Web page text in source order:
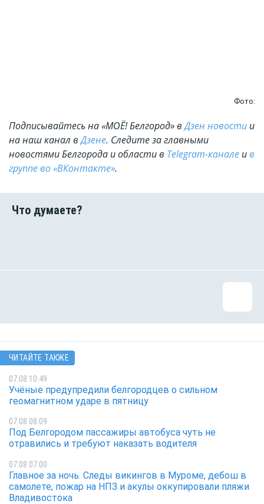
Фото:
Подписывайтесь на «МОЁ! Белгород» вДзен новости и
на наш канал вДзене. Cледите за главными
новостями Белгорода и области в Telegram-канале ив
группе во «ВКонтакте».
ЧИТАЙТЕ ТАКЖЕ
07.08 10:49
Учёные предупредили белгородцев о сильном
геомагнитном ударе в пятницу
07.08 08:09
Под Белгородом пассажиры автобуса чуть не
отравились и требуют наказать водителя
07.08 07:00
Главное за ночь. Следы викингов в Муроме, дебош в
самолете, пожар на НПЗ и акулы оккупировали пляжи
Владивостока